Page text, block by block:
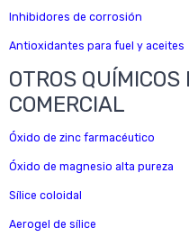
Inhibidores de corrosión
Antioxidantes para fuel y aceites
OTROS
COMERCIAL
Óxido de zinc farmacéutico
Óxido de magnesio alta pureza
Sílice coloidal
Aerogel de sílice